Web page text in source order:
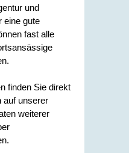
und
eine gute
fast alle
finden Sie direkt
auf unserer
weiterer